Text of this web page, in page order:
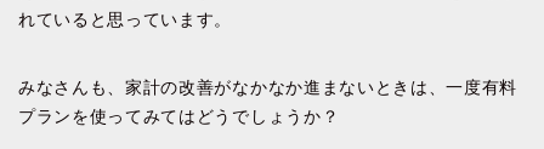
れていると思っています。
みなさんも、家計の改善がなかなか進まないときは、一度有料
プランを使ってみてはどうでしょうか？